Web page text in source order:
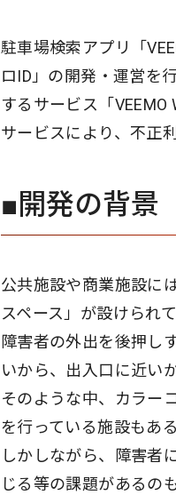
駐車場検索アプリ「
ロID」の開発・運営を
するサービス「
サービスにより、不正
■開発の背景
公共施設や商業施設に
スペース」が設けられて
障害者の外出を後押し
いから、出入口に近い
そのような中、カラー
を行っている施設もある
しかしながら、障害者
じる等の課題があるの